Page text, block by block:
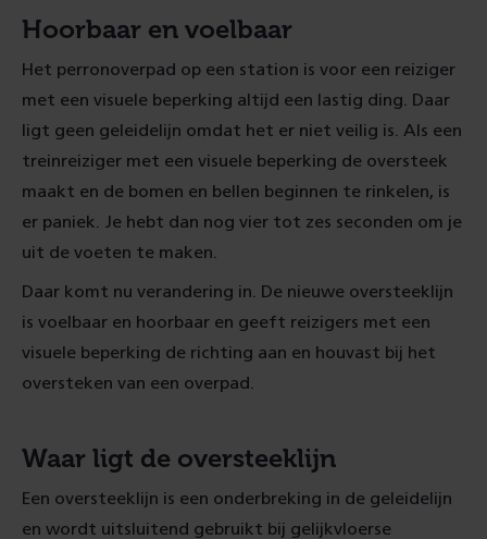
Hoorbaar en voelbaar
Het perronoverpad op een station is voor een reiziger
met een visuele beperking altijd een lastig ding. Daar
ligt geen geleidelijn omdat het er niet veilig is. Als een
treinreiziger met een visuele beperking de oversteek
maakt en de bomen en bellen beginnen te rinkelen, is
er paniek. Je hebt dan nog vier tot zes seconden om je
uit de voeten te maken.
Daar komt nu verandering in. De nieuwe oversteeklijn
is voelbaar en hoorbaar en geeft reizigers met een
visuele beperking de richting aan en houvast bij het
oversteken van een overpad.
Waar ligt de oversteeklijn
Een oversteeklijn is een onderbreking in de geleidelijn
en wordt uitsluitend gebruikt bij gelijkvloerse